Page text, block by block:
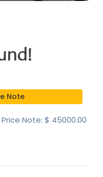
Note
Note: $ 45000.00